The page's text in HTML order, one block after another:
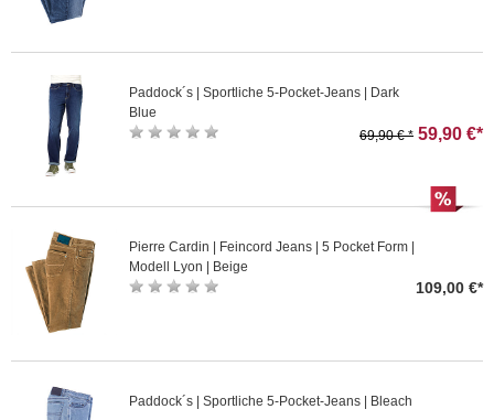
Paddock´s | Sportliche 5-Pocket-Jeans | Dark
Blue
69,90 € * 59,90 €*
Pierre Cardin | Feincord Jeans | 5 Pocket Form |
Modell Lyon | Beige
109,00 €*
Paddock´s | Sportliche 5-Pocket-Jeans | Bleach